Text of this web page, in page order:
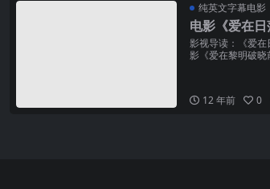
纯英文字幕电影
电影《爱在
影视导读：《爱
影《爱在黎明破晓
12 年前 0